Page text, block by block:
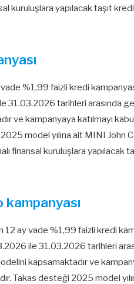
kuruluşlara yapılacak taşıt
%1,99 faizli kredi
31.03.2026 tarihleri arasında
ve kampanyaya katılmayı
2025 model yılına ait MINI
finansal kuruluşlara yapılacak
ay vade %1,99 faizli kredi
ile 31.03.2026 tarihleri
kapsamaktadır ve
Takas desteği 2025 model